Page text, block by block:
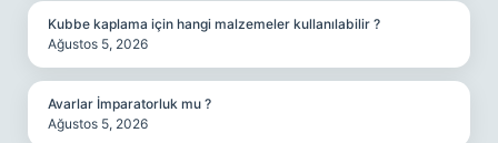
Kubbe kaplama için hangi malzemeler kullanılabilir ?
Ağustos 5, 2026
Avarlar İmparatorluk mu ?
Ağustos 5, 2026